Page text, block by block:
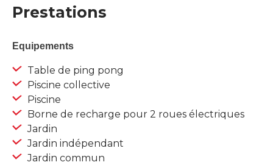
Prestations
Equipements
Table de ping pong
Piscine collective
Piscine
Borne de recharge pour 2 roues électriques
Jardin
Jardin indépendant
Jardin commun